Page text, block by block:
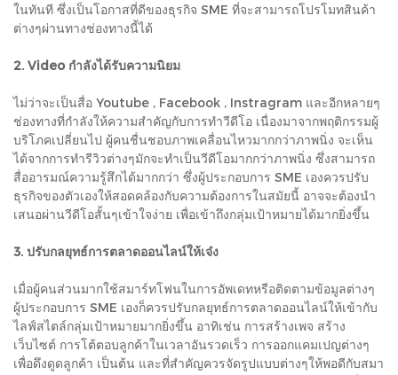
ในทันที ซึ่งเป็นโอกาสที่ดีของธุรกิจ SME ที่จะสามารถโปรโมทสินค้า
ต่างๆผ่านทางช่องทางนี้ได้
2. Video กำลังได้รับความนิยม
ไม่ว่าจะเป็นสื่อ Youtube , Facebook , Instragram และอีกหลายๆ
ช่องทางที่กำลังให้ความสำคัญกับการทำวีดีโอ เนื่องมาจากพฤติกรรมผู้
บริโภคเปลี่ยนไป ผู้คนชื่นชอบภาพเคลื่อนไหวมากกว่าภาพนิ่ง จะเห็น
ได้จากการทำรีวิวต่างๆมักจะทำเป็นวีดีโอมากกว่าภาพนิ่ง ซึ่งสามารถ
สื่ออารมณ์ความรู้สึกได้มากกว่า ซึ่งผู้ประกอบการ SME เองควรปรับ
ธุรกิจของตัวเองให้สอดคล้องกับความต้องการในสมัยนี้ อาจจะต้องนำ
เสนอผ่านวีดีโอสั้นๆเข้าใจง่าย เพื่อเข้าถึงกลุ่มเป้าหมายได้มากยิ่งขึ้น
3. ปรับกลยุทธ์การตลาดออนไลน์ให้เจ๋ง
เมื่อผู้คนส่วนมากใช้สมาร์ทโฟนในการอัพเดทหรือติดตามข้อมูลต่างๆ
ผู้ประกอบการ SME เองก็ควรปรับกลยุทธ์การตลาดออนไลน์ให้เข้ากับ
ไลฟ์สไตล์กลุ่มเป้าหมายมากยิ่งขึ้น อาทิเช่น การสร้างเพจ สร้าง
เว็บไซต์ การโต้ตอบลูกค้าในเวลาอันรวดเร็ว การออกแคมเปญต่างๆ
เพื่อดึงดูดลูกค้า เป็นต้น และที่สำคัญควรจัดรูปแบบต่างๆให้พอดีกับสมา